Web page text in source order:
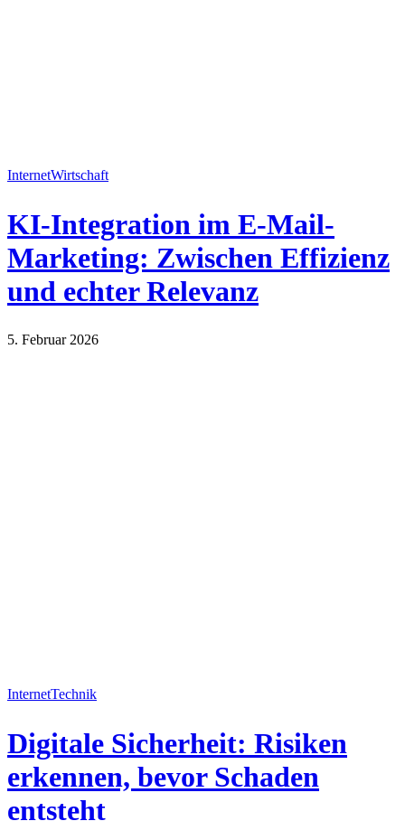
InternetWirtschaft
KI-Integration im E-Mail-
Marketing: Zwischen Effizienz
und echter Relevanz
5. Februar 2026
InternetTechnik
Digitale Sicherheit: Risiken
erkennen, bevor Schaden
entsteht